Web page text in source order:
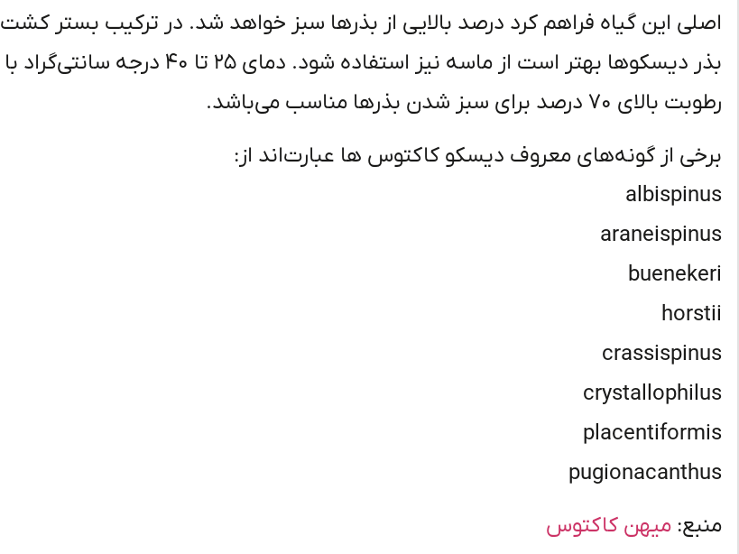
اصلی این گیاه فراهم کرد درصد بالایی از بذرها سبز خواهد شد. در ترکیب بستر کشت
بذر دیسکوها بهتر است از ماسه نیز استفاده شود. دمای ۲۵ تا ۴۰ درجه سانتی‌گراد با
رطوبت بالای ۷۰ درصد برای سبز شدن بذرها مناسب می‌باشد.
برخی از گونه‌های معروف دیسکو کاکتوس‌ ها عبارت‌اند از:
albispinus
araneispinus
buenekeri
horstii
crassispinus
crystallophilus
placentiformis
pugionacanthus
منبع: میهن کاکتوس